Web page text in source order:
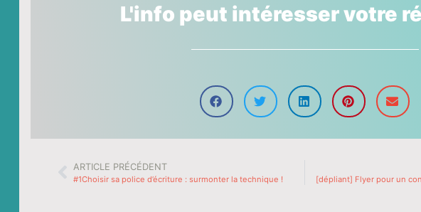
L'info peut intéresser votre
ARTICLE PRÉCÉDENT
#1Choisir sa police d’écriture : surmonter la technique ! [dépliant] Flyer pour un